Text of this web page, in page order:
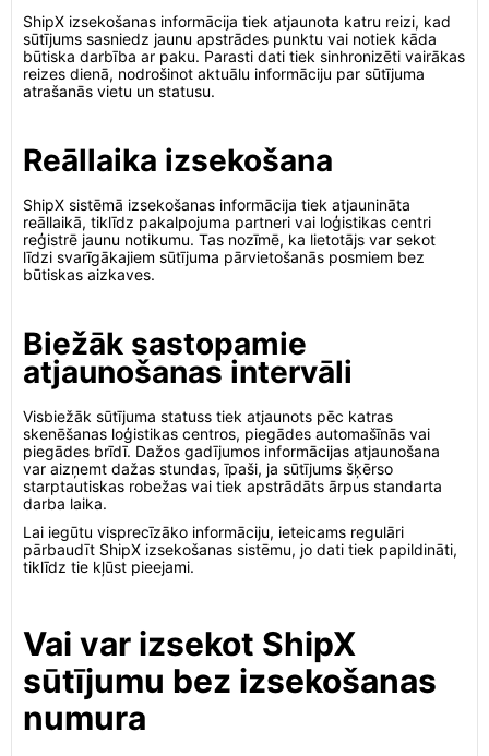
ShipX izsekošanas informācija tiek atjaunota katru reizi, kad
sūtījums sasniedz jaunu apstrādes punktu vai notiek kāda
būtiska darbība ar paku. Parasti dati tiek sinhronizēti vairākas
reizes dienā, nodrošinot aktuālu informāciju par sūtījuma
atrašanās vietu un statusu.
Reāllaika izsekošana
ShipX sistēmā izsekošanas informācija tiek atjaunināta
reāllaikā, tiklīdz pakalpojuma partneri vai loģistikas centri
reģistrē jaunu notikumu. Tas nozīmē, ka lietotājs var sekot
līdzi svarīgākajiem sūtījuma pārvietošanās posmiem bez
būtiskas aizkaves.
Biežāk sastopamie
atjaunošanas intervāli
Visbiežāk sūtījuma statuss tiek atjaunots pēc katras
skenēšanas loģistikas centros, piegādes automašīnās vai
piegādes brīdī. Dažos gadījumos informācijas atjaunošana
var aizņemt dažas stundas, īpaši, ja sūtījums šķērso
starptautiskas robežas vai tiek apstrādāts ārpus standarta
darba laika.
Lai iegūtu visprecīzāko informāciju, ieteicams regulāri
pārbaudīt ShipX izsekošanas sistēmu, jo dati tiek papildināti,
tiklīdz tie kļūst pieejami.
Vai var izsekot ShipX
sūtījumu bez izsekošanas
numura